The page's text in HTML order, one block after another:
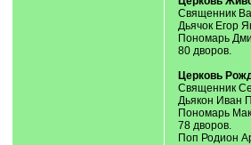
Священник
Дьячок Егор
Пономарь
80 дворов.
Церковь
Священник
Дьякон Иван
Пономарь
78 дворов.
Поп Родион